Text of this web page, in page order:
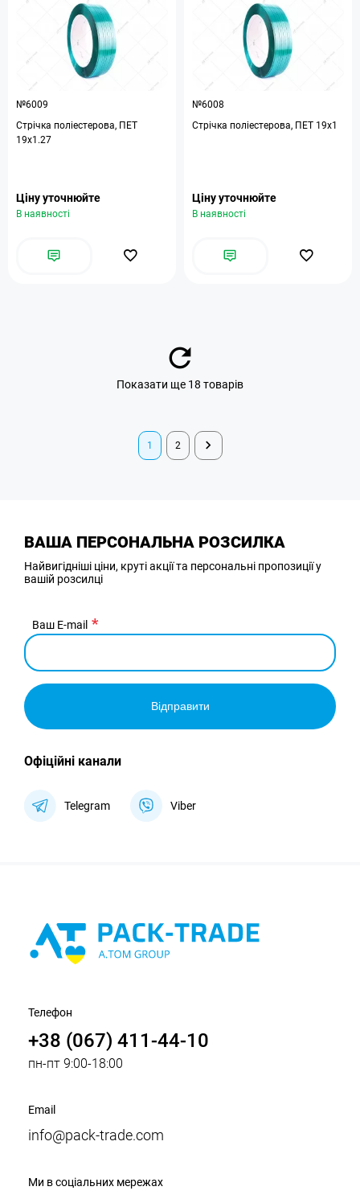
№6009
Стрічка поліестерова, ПЕТ
19х1.27
Ціну уточнюйте
В наявності
№6008
Стрічка поліестерова, ПЕТ 19х1
Ціну уточнюйте
В наявності
Показати ще 18 товарів
1 2
ВАША ПЕРСОНАЛЬНА РОЗСИЛКА
Найвигідніші ціни, круті акції та персональні пропозиції у
вашій розсилці
Ваш E-mail
Відправити
Офіційні канали
Telegram Viber
Телефон
+38 (067) 411-44-10
пн-пт 9:00-18:00
Email
info@pack-trade.com
Ми в соціальних мережах